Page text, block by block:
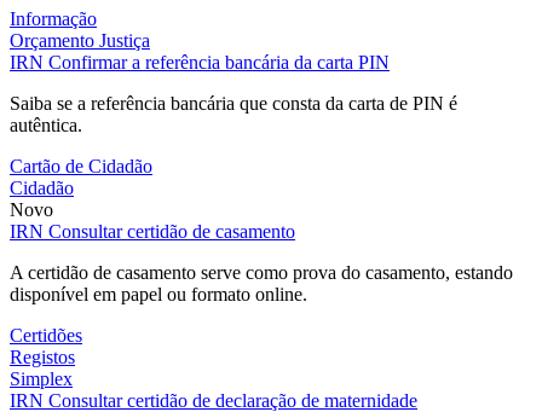
Informação
Orçamento Justiça
IRN Confirmar a referência bancária da carta PIN
Saiba se a referência bancária que consta da carta de PIN é
autêntica.
Cartão de Cidadão
Cidadão
Novo
IRN Consultar certidão de casamento
A certidão de casamento serve como prova do casamento, estando
disponível em papel ou formato online.
Certidões
Registos
Simplex
IRN Consultar certidão de declaração de maternidade